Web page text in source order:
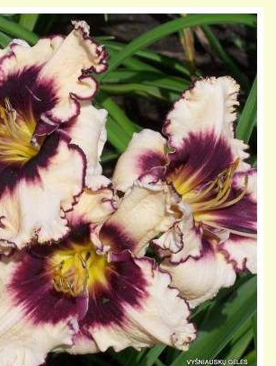
KONTAKTAI
APIE MUS
MŪSŲ SODYBA
MŪSŲ AUGYNAS
KELIONIŲ GALERIJA